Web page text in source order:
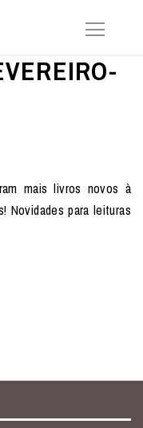
mais livros novos à
Novidades para leituras